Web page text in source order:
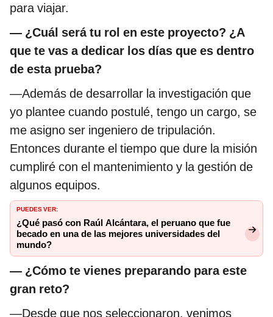
para viajar.
— ¿Cuál será tu rol en este proyecto? ¿A
que te vas a dedicar los días que es dentro
de esta prueba?
—Además de desarrollar la investigación que
yo plantee cuando postulé, tengo un cargo, se
me asigno ser ingeniero de tripulación.
Entonces durante el tiempo que dure la misión
cumpliré con el mantenimiento y la gestión de
algunos equipos.
PUEDES VER:
¿Qué pasó con Raúl Alcántara, el peruano que fue
becado en una de las mejores universidades del
mundo?
— ¿Cómo te vienes preparando para este
gran reto?
—Desde que nos seleccionaron, venimos